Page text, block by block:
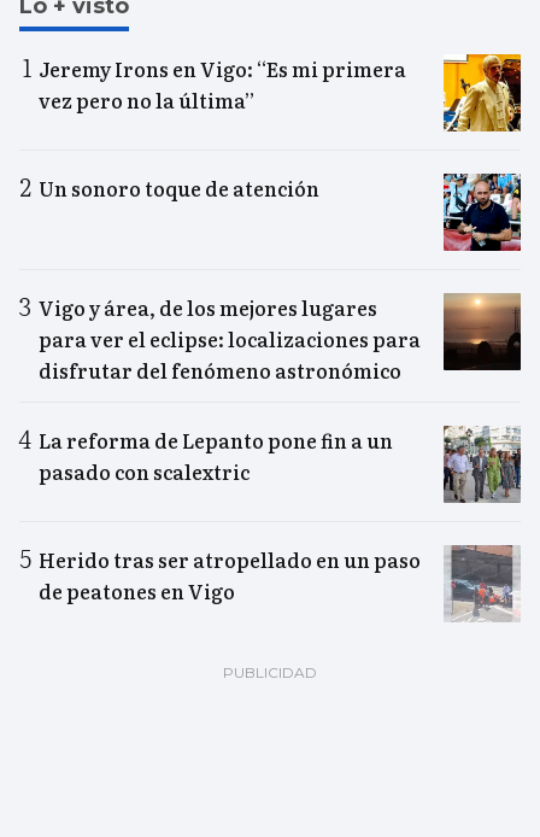
Lo + visto
Jeremy Irons en Vigo: “Es mi primera
vez pero no la última”
Un sonoro toque de atención
Vigo y área, de los mejores lugares
para ver el eclipse: localizaciones para
disfrutar del fenómeno astronómico
La reforma de Lepanto pone fin a un
pasado con scalextric
Herido tras ser atropellado en un paso
de peatones en Vigo